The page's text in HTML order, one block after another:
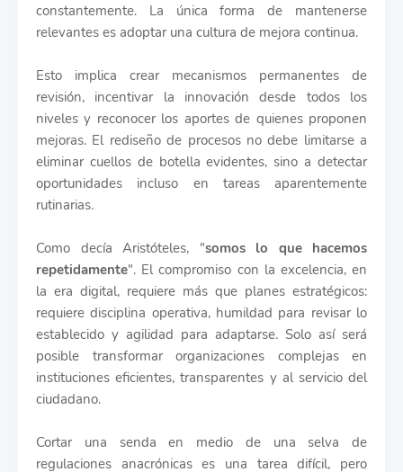
constantemente. La única forma de mantenerse
relevantes es adoptar una cultura de mejora continua.
Esto implica crear mecanismos permanentes de
revisión, incentivar la innovación desde todos los
niveles y reconocer los aportes de quienes proponen
mejoras. El rediseño de procesos no debe limitarse a
eliminar cuellos de botella evidentes, sino a detectar
oportunidades incluso en tareas aparentemente
rutinarias.
Como decía Aristóteles, "somos lo que hacemos
repetidamente". El compromiso con la excelencia, en
la era digital, requiere más que planes estratégicos:
requiere disciplina operativa, humildad para revisar lo
establecido y agilidad para adaptarse. Solo así será
posible transformar organizaciones complejas en
instituciones eficientes, transparentes y al servicio del
ciudadano.
Cortar una senda en medio de una selva de
regulaciones anacrónicas es una tarea difícil, pero